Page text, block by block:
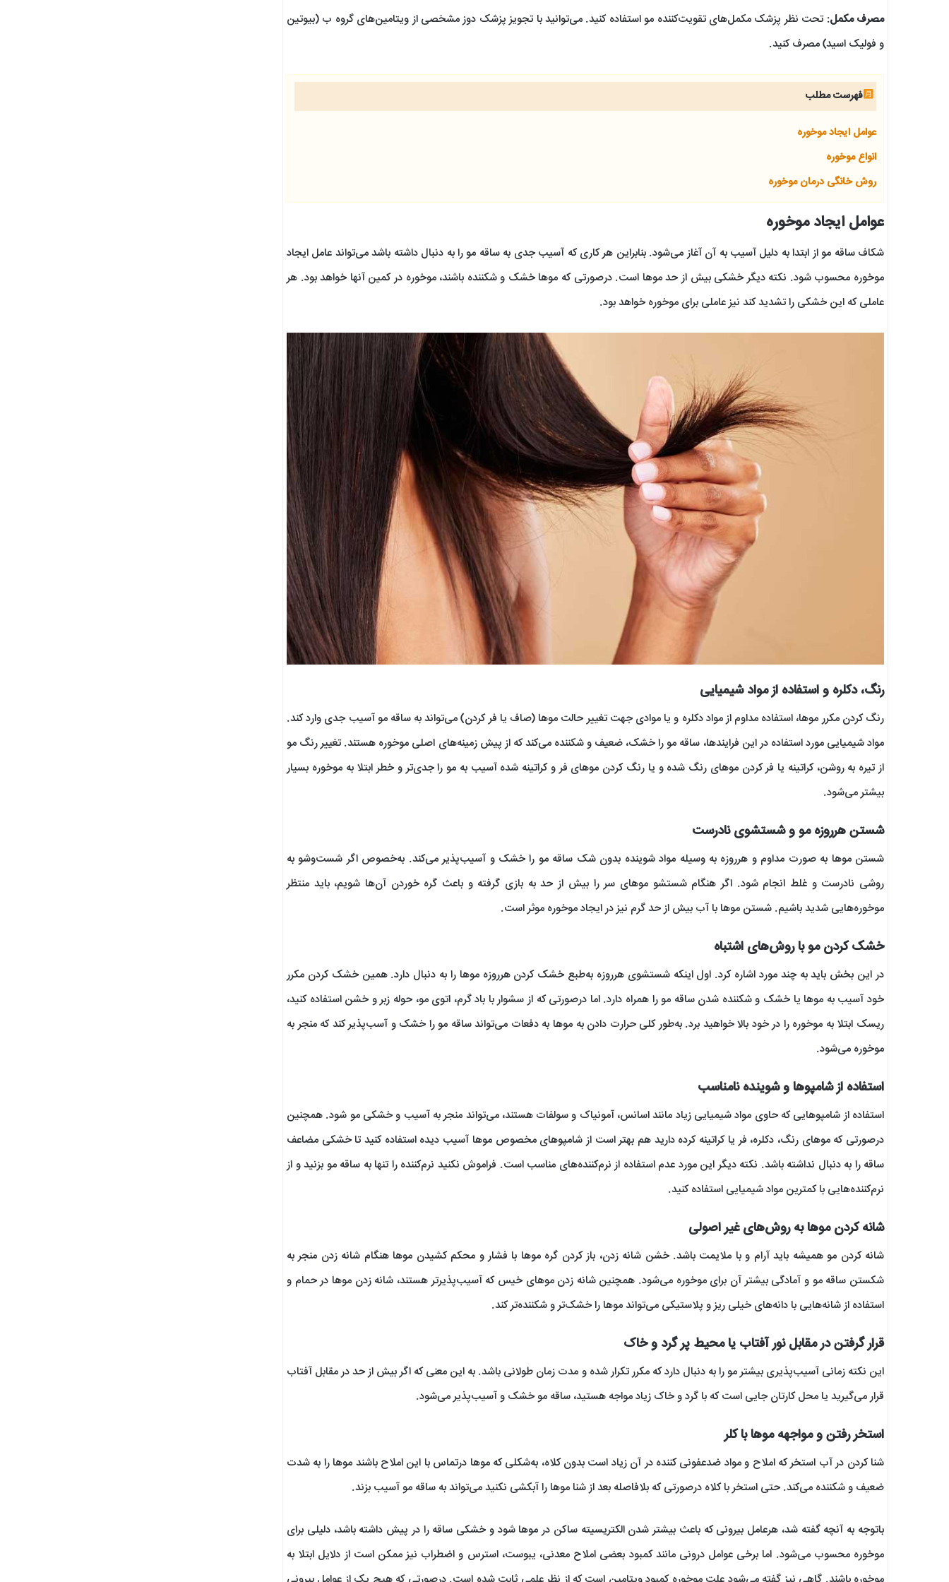
مصرف مکمل: تحت نظر پزشک مکمل‌های تقویت‌کننده مو استفاده کنید. می‌توانید با تجویز پزشک دوز مشخصی از ویتامین‌های گروه ب (بیوتین
و فولیک اسید) مصرف کنید.
فهرست مطلب
عوامل ایجاد موخوره
انواع موخوره
روش خانگی درمان موخوره
عوامل ایجاد موخوره
شکاف ساقه مو از ابتدا به دلیل آسیب به آن آغاز می‌شود. بنابراین هر کاری که آسیب جدی به ساقه مو را به دنبال داشته باشد می‌تواند عامل ایجاد
موخوره محسوب شود. نکته دیگر خشکی بیش از حد موها است. درصورتی که موها خشک و شکننده باشند، موخوره در کمین آنها خواهد بود. هر
عاملی که این خشکی را تشدید کند نیز عاملی برای موخوره خواهد بود.
رنگ، دکلره و استفاده از مواد شیمیایی
رنگ کردن مکرر موها، استفاده مداوم از مواد دکلره و یا موادی جهت تغییر حالت موها (صاف یا فر کردن) می‌تواند به ساقه مو آسیب جدی وارد کند.
مواد شیمیایی مورد استفاده در این فرایندها، ساقه مو را خشک، ضعیف و شکننده می‌کند که از پیش زمینه‌های اصلی موخوره هستند. تغییر رنگ مو
از تیره به روشن، کراتینه یا فر کردن موهای رنگ شده و یا رنگ کردن موهای فر و کراتینه شده آسیب به مو را جدی‌تر و خطر ابتلا به موخوره بسیار
بیشتر می‌شود.
شستن هرروزه مو و شستشوی نادرست
شستن موها به صورت مداوم و هرروزه به وسیله مواد شوینده بدون شک ساقه مو را خشک و آسیب‌پذیر می‌کند. به‌خصوص اگر شست‌وشو به
روشی نادرست و غلط انجام شود. اگر هنگام شستشو موهای سر را بیش از حد به بازی گرفته و باعث گره خوردن آن‌ها شویم، باید منتظر
موخوره‌هایی شدید باشیم. شستن موها با آب بیش از حد گرم نیز در ایجاد موخوره موثر است.
خشک کردن مو با روش‌های اشتباه
در این بخش باید به چند مورد اشاره کرد. اول اینکه شستشوی هرروزه به‌طبع خشک کردن هرروزه موها را به دنبال دارد. همین خشک کردن مکرر
خود آسیب به موها یا خشک و شکننده شدن ساقه مو را همراه دارد. اما درصورتی که از سشوار با باد گرم، اتوی مو، حوله زبر و خشن استفاده کنید،
ریسک ابتلا به موخوره را در خود بالا خواهید برد. به‌طور کلی حرارت دادن به موها به دفعات می‌تواند ساقه مو را خشک و آسب‌پذیر کند که منجر به
موخوره می‌شود.
استفاده از شامپوها و شوینده نامناسب
استفاده از شامپوهایی که حاوی مواد شیمیایی زیاد مانند اسانس‌، آمونیاک و سولفات هستند، می‌تواند منجر به آسیب و خشکی مو شود. همچنین
درصورتی که موهای رنگ، دکلره، فر یا کراتینه کرده دارید هم بهتر است از شامپوهای مخصوص موها آسیب دیده استفاده کنید تا خشکی مضاعف
ساقه را به دنبال نداشته باشد. نکته دیگر این مورد عدم استفاده از نرم‌کننده‌های مناسب است. فراموش نکنید نرم‌کننده را تنها به ساقه مو بزنید و از
نرم‌کننده‌هایی با کمترین مواد شیمیایی استفاده کنید.
شانه کردن موها به روش‌های غیر اصولی
شانه کردن مو همیشه باید آرام و با ملایمت باشد. خشن شانه زدن، باز کردن گره موها با فشار و محکم کشیدن موها هنگام شانه زدن منجر به
شکستن ساقه مو و آمادگی بیشتر آن برای موخوره می‌شود. همچنین شانه زدن موهای خیس که آسیب‌پذیرتر هستند، شانه زدن موها در حمام و
استفاده از شانه‌هایی با دانه‌های خیلی ریز و پلاستیکی می‌تواند موها را خشک‌تر و شکننده‌تر کند.
قرار گرفتن در مقابل نور آفتاب یا محیط پر گرد و خاک
این نکته زمانی آسیب‌پذیری بیشتر مو را به دنبال دارد که مکرر تکرار شده و مدت زمان طولانی باشد. به این معنی که اگر بیش از حد در مقابل آفتاب
قرار می‌گیرید یا محل کارتان جایی است که با گرد و خاک زیاد مواجه هستید، ساقه مو خشک و آسیب‌پذیر می‌شود.
استخر رفتن و مواجهه موها با کلر
شنا کردن در آب استخر که املاح و مواد ضدعفونی کننده در آن زیاد است بدون کلاه، به‌شکلی که موها درتماس با این املاح باشند موها را به شدت
ضعیف و شکننده می‌کند. حتی استخر با کلاه درصورتی که بلافاصله بعد از شنا موها را آبکشی نکنید می‌تواند به ساقه مو آسیب بزند.
باتوجه به آنچه گفته شد، هرعامل بیرونی که باعث بیشتر شدن الکتریسیته ساکن در موها شود و خشکی ساقه را در پیش داشته باشد، دلیلی برای
موخوره محسوب می‌شود. اما برخی عوامل درونی مانند کمبود بعضی املاح معدنی، یبوست، استرس و اضطراب نیز ممکن است از دلایل ابتلا به